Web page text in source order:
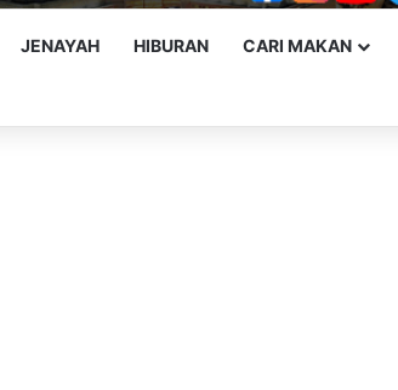
JENAYAH HIBURAN CARI MAKAN